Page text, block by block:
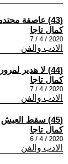
(43) عاصفة محتدمة
كمال تاجا
2020 / 4 / 7
الادب والفن
(44) لا هدير لمرور الوقت
كمال تاجا
2020 / 4 / 7
الادب والفن
(45) سقط العيش
كمال تاجا
2020 / 4 / 6
الادب والفن